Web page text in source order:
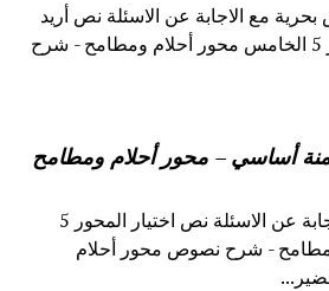
مع الاجابة عن الاسئلة نص أريد
أن أعيش بحرية المحور 5 الخامس محور أحلام ومطامح - شرح
أساسي – محور أحلام ومطامح
شرح نص اختيار مع الاجابة عن الاسئلة نص اختيار المحور 5
- شرح نصوص محور أحلام